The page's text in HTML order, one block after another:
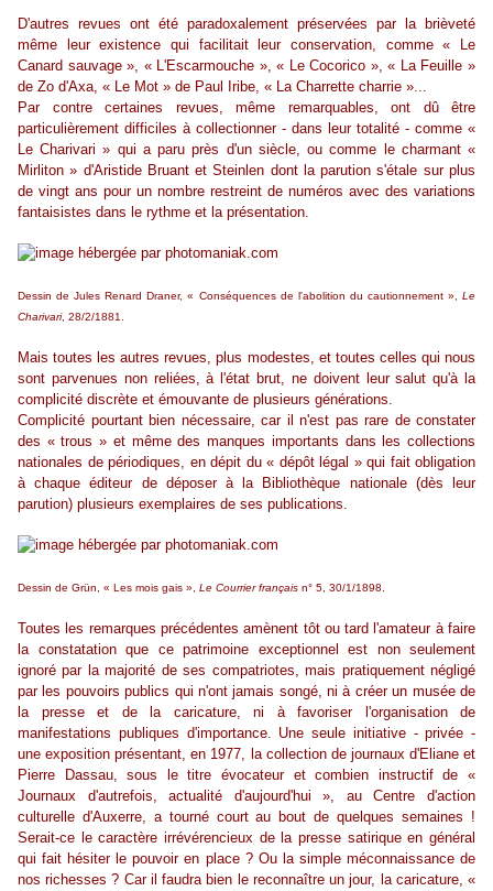
D'autres revues ont été paradoxalement préservées par la brièveté
même leur existence qui facilitait leur conservation, comme « Le
Canard sauvage », « L'Escarmouche », « Le Cocorico », « La Feuille »
de Zo d'Axa, « Le Mot » de Paul Iribe, « La Charrette charrie »...
Par contre certaines revues, même remarquables, ont dû être
particulièrement difficiles à collectionner - dans leur totalité - comme «
Le Charivari » qui a paru près d'un siècle, ou comme le charmant «
Mirliton » d'Aristide Bruant et Steinlen dont la parution s'étale sur plus
de vingt ans pour un nombre restreint de numéros avec des variations
fantaisistes dans le rythme et la présentation.
Dessin de Jules Renard Draner, « Conséquences de l'abolition du cautionnement », Le
Charivari, 28/2/1881.
Mais toutes les autres revues, plus modestes, et toutes celles qui nous
sont parvenues non reliées, à l'état brut, ne doivent leur salut qu'à la
complicité discrète et émouvante de plusieurs générations.
Complicité pourtant bien nécessaire, car il n'est pas rare de constater
des « trous » et même des manques importants dans les collections
nationales de périodiques, en dépit du « dépôt légal » qui fait obligation
à chaque éditeur de déposer à la Bibliothèque nationale (dès leur
parution) plusieurs exemplaires de ses publications.
Dessin de Grün, « Les mois gais », Le Courrier français n° 5, 30/1/1898.
Toutes les remarques précédentes amènent tôt ou tard l'amateur à faire
la constatation que ce patrimoine exceptionnel est non seulement
ignoré par la majorité de ses compatriotes, mais pratiquement négligé
par les pouvoirs publics qui n'ont jamais songé, ni à créer un musée de
la presse et de la caricature, ni à favoriser l'organisation de
manifestations publiques d'importance. Une seule initiative - privée -
une exposition présentant, en 1977, la collection de journaux d'Eliane et
Pierre Dassau, sous le titre évocateur et combien instructif de «
Journaux d'autrefois, actualité d'aujourd'hui », au Centre d'action
culturelle d'Auxerre, a tourné court au bout de quelques semaines !
Serait-ce le caractère irrévérencieux de la presse satirique en général
qui fait hésiter le pouvoir en place ? Ou la simple méconnaissance de
nos richesses ? Car il faudra bien le reconnaître un jour, la caricature, «